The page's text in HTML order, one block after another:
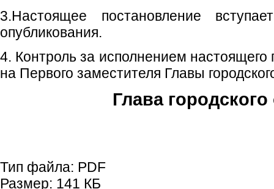
3.Настоящее постановление
опубликования.
4. Контроль за исполнением настоящего
на Первого заместителя Главы
Глава городского
Тип файла: PDF
Размер: 141 КБ